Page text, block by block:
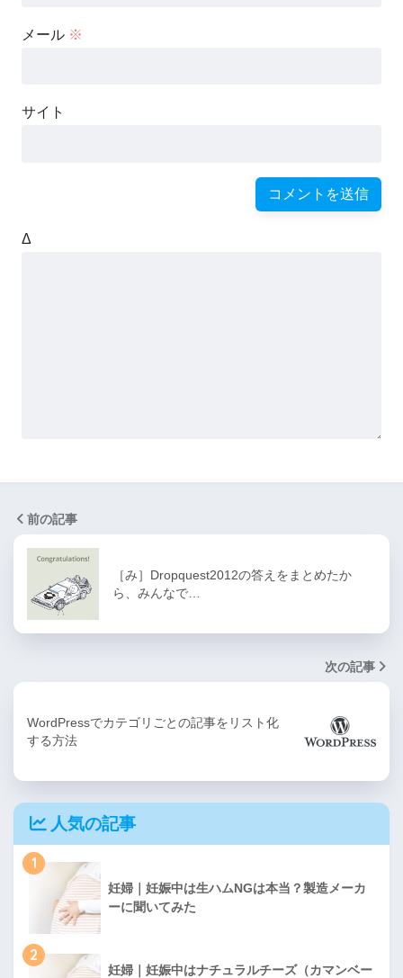
メール ※
サイト
Δ
前の記事
［み］Dropquest2012の答えをまとめたか
ら、みんなで…
次の記事
WordPressでカテゴリごとの記事をリスト化
する方法
人気の記事
1
妊婦｜妊娠中は生ハムNGは本当？製造メーカ
ーに聞いてみた
2
妊婦｜妊娠中はナチュラルチーズ（カマンベー